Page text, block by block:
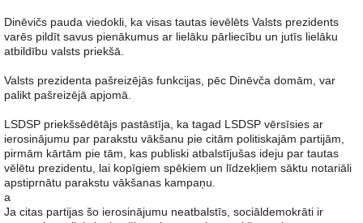
Dinēvičs pauda viedokli, ka visas tautas ievēlēts Valsts prezidents
varēs pildīt savus pienākumus ar lielāku pārliecību un jutīs lielāku
atbildību valsts priekšā.
Valsts prezidenta pašreizējās funkcijas, pēc Dinēvča domām, var
palikt pašreizējā apjomā.
LSDSP priekšsēdētājs pastāstīja, ka tagad LSDSP vērsīsies ar
ierosinājumu par parakstu vākšanu pie citām politiskajām partijām,
pirmām kārtām pie tām, kas publiski atbalstījušas ideju par tautas
vēlētu prezidentu, lai kopīgiem spēkiem un līdzekļiem sāktu notariāli
apstiprnātu parakstu vākšanas kampaņu.
a
Ja citas partijas šo ierosinājumu neatbalstīs, sociāldemokrāti ir